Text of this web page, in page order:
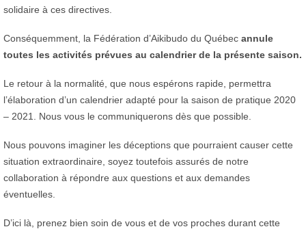
solidaire à ces directives.
Conséquemment, la Fédération d’Aikibudo du Québec annule
toutes les activités prévues au calendrier de la présente saison.
Le retour à la normalité, que nous espérons rapide, permettra
l’élaboration d’un calendrier adapté pour la saison de pratique 2020
– 2021. Nous vous le communiquerons dès que possible.
Nous pouvons imaginer les déceptions que pourraient causer cette
situation extraordinaire, soyez toutefois assurés de notre
collaboration à répondre aux questions et aux demandes
éventuelles.
D’ici là, prenez bien soin de vous et de vos proches durant cette